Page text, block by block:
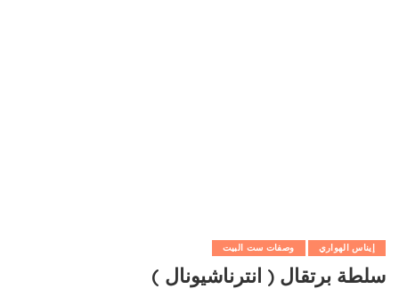
إيناس الهواري وصفات ست البيت
سلطة برتقال ( انترناشيونال )